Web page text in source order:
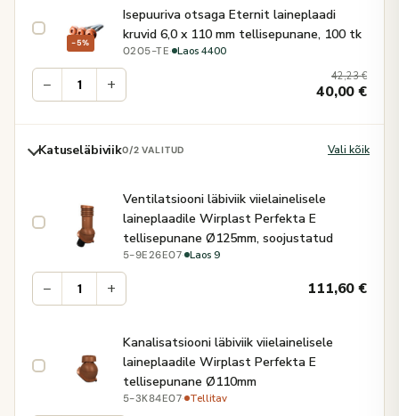
−5%
Isepuuriva otsaga Eternit laineplaadi
kruvid 6,0 x 110 mm tellisepunane, 100 tk
0205-TE· Laos 4400
− + 42,23€
40,00€
Katuseläbiviik0/2 VALITUD Vali kõik
Ventilatsiooni läbiviik viielainelisele
laineplaadile Wirplast Perfekta E
tellisepunane Ø125mm, soojustatud
5-9E26E07· Laos 9
− + 111,60€
Kanalisatsiooni läbiviik viielainelisele
laineplaadile Wirplast Perfekta E
tellisepunane Ø110mm
5-3K84E07· Tellitav